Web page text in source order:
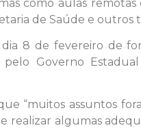
como aulas
de Saúde e outros
8 de fevereiro de
Governo
“muitos assuntos
algumas